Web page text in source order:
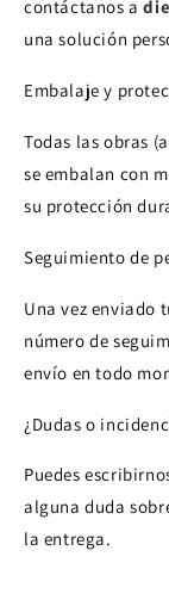
contáctanos a
una solución
Embalaje y
Todas las obras
se embalan con
su protección
Seguimiento de
Una vez enviado
número de
envío en todo
¿Dudas o
Puedes
alguna duda
la entrega.